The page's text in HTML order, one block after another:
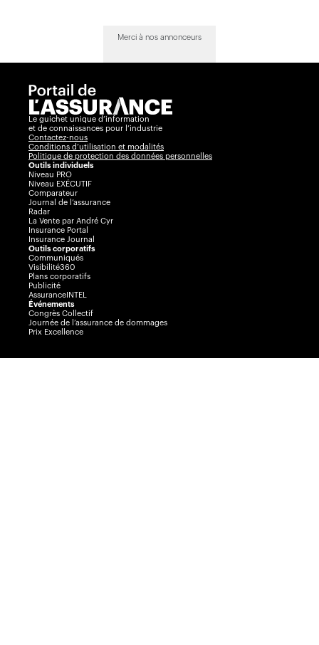
Merci à nos annonceurs
Le guichet unique d’information
et de connaissances pour l’industrie
Contactez-nous
Conditions d’utilisation et modalités
Politique de protection des données personnelles
Outils individuels
Niveau PRO
Niveau EXÉCUTIF
Comparateur
Journal de l’assurance
Radar
La Vente par André Cyr
Insurance Portal
Insurance Journal
Outils corporatifs
Communiqués
Visibilité360
Plans corporatifs
Publicité
AssuranceINTEL
Événements
Congrès Collectif
Journée de l’assurance de dommages
Prix Excellence